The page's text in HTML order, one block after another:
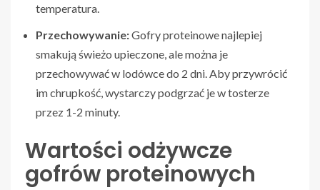
temperatura.
Przechowywanie:Gofry proteinowe najlepiej
smakują świeżo upieczone, ale można je
przechowywać w lodówce do 2 dni. Aby przywrócić
im chrupkość, wystarczy podgrzać je w tosterze
przez 1-2 minuty.
Wartości odżywcze
gofrów proteinowych